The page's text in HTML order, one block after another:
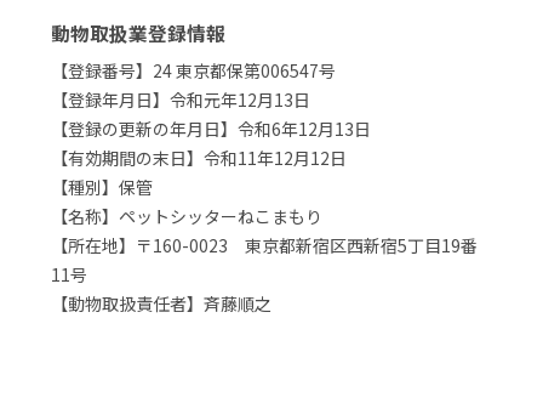
動物取扱業登録情報
【登録番号】24 東京都保第006547号
【登録年月日】令和元年12月13日
【登録の更新の年月日】令和6年12月13日
【有効期間の末日】令和11年12月12日
【種別】保管
【名称】ペットシッターねこまもり
【所在地】〒160-0023 東京都新宿区西新宿5丁目19番
11号
【動物取扱責任者】斉藤順之